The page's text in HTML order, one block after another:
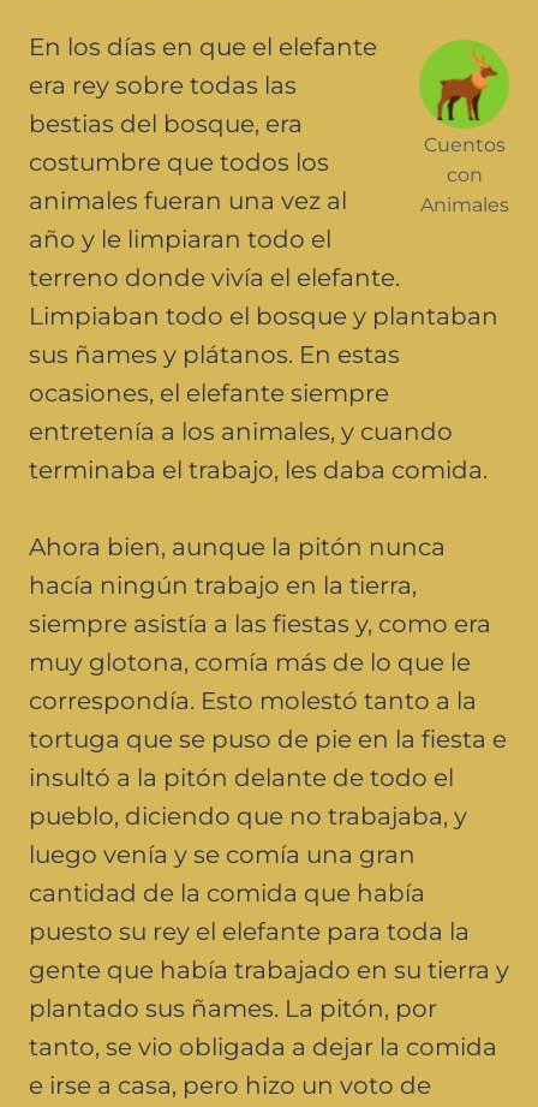
Cuentos
con
Animales
En los días en que el elefante
era rey sobre todas las
bestias del bosque, era
costumbre que todos los
animales fueran una vez al
año y le limpiaran todo el
terreno donde vivía el elefante.
Limpiaban todo el bosque y plantaban
sus ñames y plátanos. En estas
ocasiones, el elefante siempre
entretenía a los animales, y cuando
terminaba el trabajo, les daba comida.
Ahora bien, aunque la pitón nunca
hacía ningún trabajo en la tierra,
siempre asistía a las fiestas y, como era
muy glotona, comía más de lo que le
correspondía. Esto molestó tanto a la
tortuga que se puso de pie en la fiesta e
insultó a la pitón delante de todo el
pueblo, diciendo que no trabajaba, y
luego venía y se comía una gran
cantidad de la comida que había
puesto su rey el elefante para toda la
gente que había trabajado en su tierra y
plantado sus ñames. La pitón, por
tanto, se vio obligada a dejar la comida
e irse a casa, pero hizo un voto de